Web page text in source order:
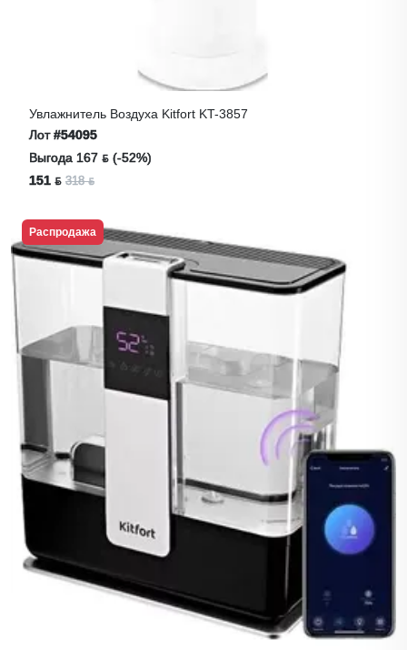
Увлажнитель Воздуха Kitfort KT-3857
Лот#54095
Выгода 167 ƃ (-52%)
151 ƃ 318 ƃ
Распродажа